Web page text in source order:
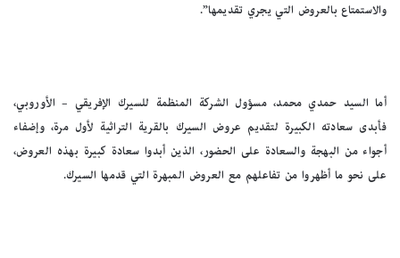
والاستمتاع بالعروض التي يجري تقديمها”.
أما السيد حمدي محمد، مسؤول الشركة المنظمة للسيرك الإفريقي – الأوروبي،
فأبدى سعادته الكبيرة لتقديم عروض السيرك بالقرية التراثية لأول مرة، وإضفاء
أجواء من البهجة والسعادة على الحضور، الذين أبدوا سعادة كبيرة بهذه العروض،
على نحو ما أظهروا من تفاعلهم مع العروض المبهرة التي قدمها السيرك.